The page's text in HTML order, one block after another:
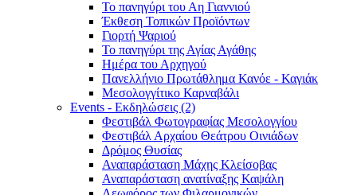
Το πανηγύρι του Αη Γιαννιού
Έκθεση Τοπικών Προϊόντων
Γιορτή Ψαριού
Το πανηγύρι της Αγίας Αγάθης
Ημέρα του Αρχηγού
Πανελλήνιο Πρωτάθλημα Κανόε - Καγιάκ
Μεσολογγίτικο Καρναβάλι
Events - Εκδηλώσεις (2)
Φεστιβάλ Φωτογραφίας Μεσολογγίου
Φεστιβάλ Αρχαίου Θεάτρου Οινιάδων
Δρόμος Θυσίας
Αναπαράσταση Μάχης Κλείσοβας
Αναπαράσταση ανατίναξης Καψάλη